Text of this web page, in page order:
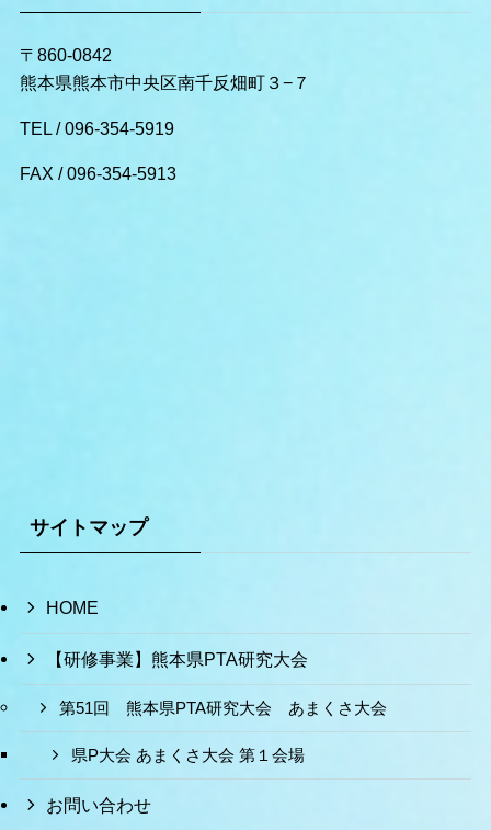
〒860-0842
熊本県熊本市中央区南千反畑町３−７
TEL /096-354-5919
FAX /096-354-5913
サイトマップ
HOME
【研修事業】熊本県PTA研究大会
第51回 熊本県PTA研究大会 あまくさ大会
県P大会 あまくさ大会 第１会場
お問い合わせ